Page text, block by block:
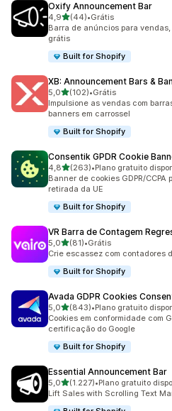
Oxify Announcement Bar
4,9de 5 estrelas
(44)
44 avaliações ao todo
•Grátis
Barra de anúncios para
grátis
Built for Shopify
XB: Announcement Bars &
5,0de 5 estrelas
(102)
102 avaliações ao todo
•Grátis
Impulsione as vendas com
banners em carrossel
Built for Shopify
Consentik GPDR Cookie
4,8de 5 estrelas
(263)
263 avaliações ao todo
•Plano gratuito
Banner de cookies GDPR/CCPA
retirada da UE
Built for Shopify
VR Barra de Contagem
5,0de 5 estrelas
(81)
81 avaliações ao todo
•Grátis
Crie escassez com contadores
Built for Shopify
Avada GDPR Cookies
5,0de 5 estrelas
(843)
843 avaliações ao todo
•Plano gratuito
Cookies em conformidade com
certificação do Google
Built for Shopify
Essential Announcement Bar
5,0de 5 estrelas
(1.227)
1227 avaliações ao todo
•Plano gratuito
Lift Sales with Scrolling Text